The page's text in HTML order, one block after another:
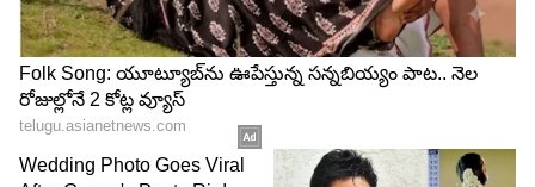
Image Credit : Gemini
ఫైనల్ రిజర్వేషన్ చార్ట్ ఎప్పుడు విడుదల చేస్తారు?
మొదటి చార్ట్ తర్వాత రైల్వేలు మరోసారి తుది రిజర్వేషన్
చార్ట్‌ను విడుదల చేస్తాయి. దీనినే ఫైనల్ రిజర్వేషన్ చార్ట్
అని పిలుస్తారు. రైల్వే అధికారుల ప్రకారం, రైలు బయలుదేరే